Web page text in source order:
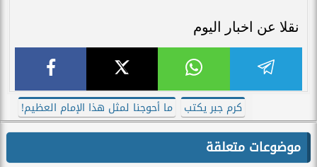
نقلا عن اخبار اليوم
كرم جبر يكتب ما أحوجنا لمثل هذا الإمام العظيم!
موضوعات متعلقة